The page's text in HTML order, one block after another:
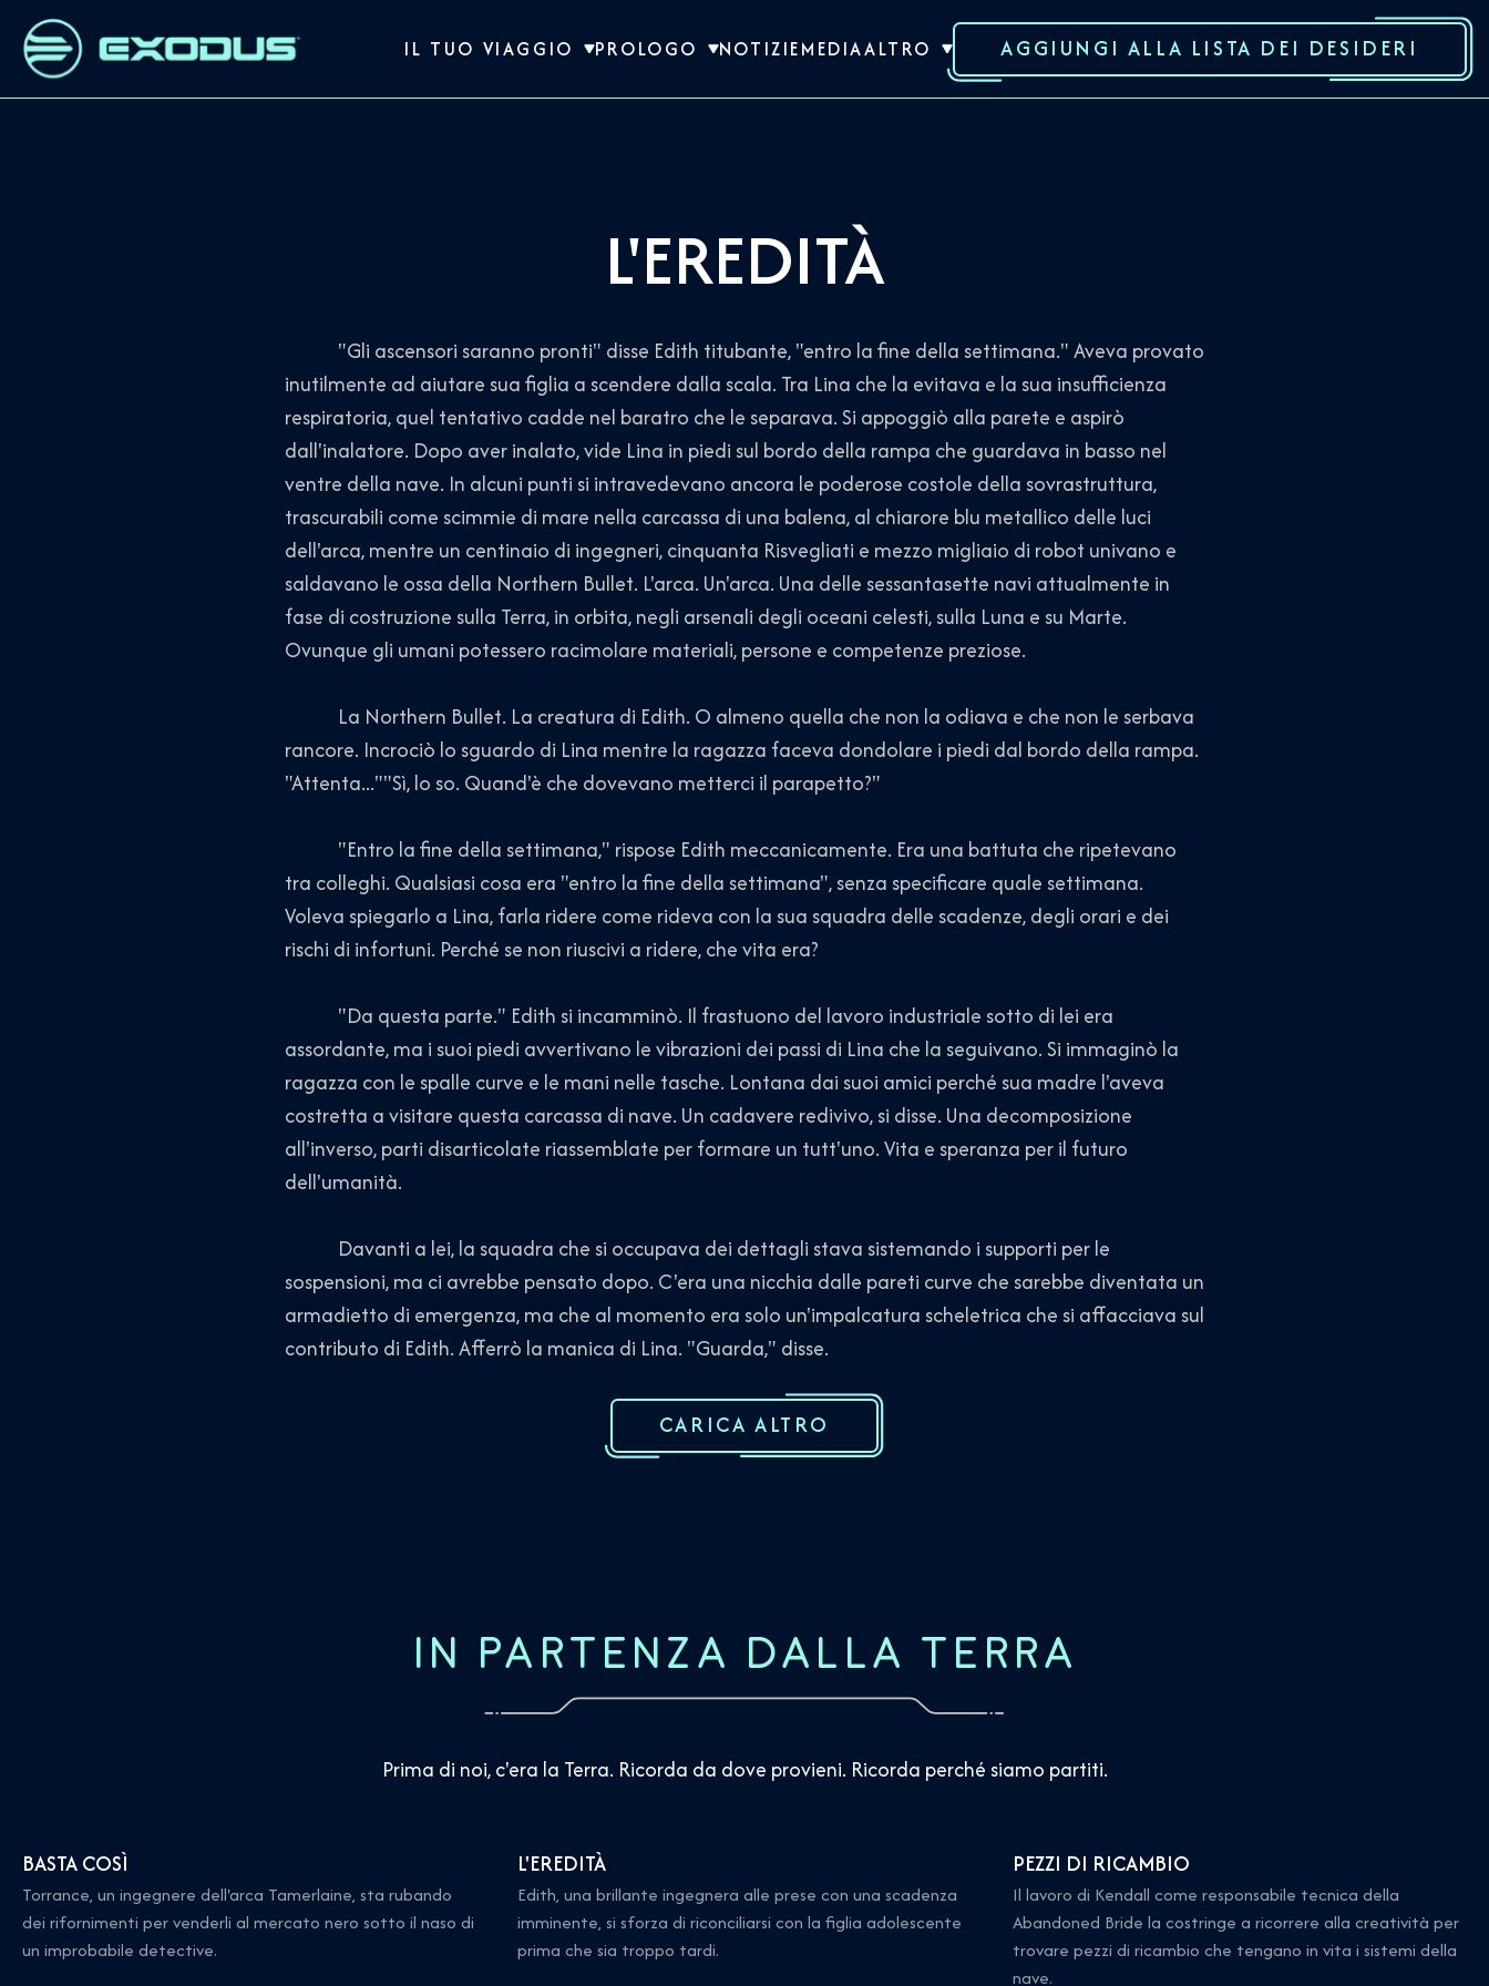
IL TUO VIAGGIO PROLOGO NOTIZIEMEDIAALTRO AGGIUNGI ALLA LISTA DEI DESIDERI
L'EREDITÀ
"Gli ascensori saranno pronti" disse Edith titubante, "entro la fine della settimana." Aveva provato
inutilmente ad aiutare sua figlia a scendere dalla scala. Tra Lina che la evitava e la sua insufficienza
respiratoria, quel tentativo cadde nel baratro che le separava. Si appoggiò alla parete e aspirò
dall'inalatore. Dopo aver inalato, vide Lina in piedi sul bordo della rampa che guardava in basso nel
ventre della nave. In alcuni punti si intravedevano ancora le poderose costole della sovrastruttura,
trascurabili come scimmie di mare nella carcassa di una balena, al chiarore blu metallico delle luci
dell'arca, mentre un centinaio di ingegneri, cinquanta Risvegliati e mezzo migliaio di robot univano e
saldavano le ossa della Northern Bullet. L'arca. Un'arca. Una delle sessantasette navi attualmente in
fase di costruzione sulla Terra, in orbita, negli arsenali degli oceani celesti, sulla Luna e su Marte.
Ovunque gli umani potessero racimolare materiali, persone e competenze preziose.
La Northern Bullet. La creatura di Edith. O almeno quella che non la odiava e che non le serbava
rancore. Incrociò lo sguardo di Lina mentre la ragazza faceva dondolare i piedi dal bordo della rampa.
"Attenta...""Sì, lo so. Quand'è che dovevano metterci il parapetto?"
"Entro la fine della settimana," rispose Edith meccanicamente. Era una battuta che ripetevano
tra colleghi. Qualsiasi cosa era "entro la fine della settimana", senza specificare quale settimana.
Voleva spiegarlo a Lina, farla ridere come rideva con la sua squadra delle scadenze, degli orari e dei
rischi di infortuni. Perché se non riuscivi a ridere, che vita era?
"Da questa parte." Edith si incamminò. Il frastuono del lavoro industriale sotto di lei era
assordante, ma i suoi piedi avvertivano le vibrazioni dei passi di Lina che la seguivano. Si immaginò la
ragazza con le spalle curve e le mani nelle tasche. Lontana dai suoi amici perché sua madre l'aveva
costretta a visitare questa carcassa di nave. Un cadavere redivivo, si disse. Una decomposizione
all'inverso, parti disarticolate riassemblate per formare un tutt'uno. Vita e speranza per il futuro
dell'umanità.
Davanti a lei, la squadra che si occupava dei dettagli stava sistemando i supporti per le
sospensioni, ma ci avrebbe pensato dopo. C'era una nicchia dalle pareti curve che sarebbe diventata un
armadietto di emergenza, ma che al momento era solo un'impalcatura scheletrica che si affacciava sul
contributo di Edith. Afferrò la manica di Lina. "Guarda," disse.
CARICA ALTRO
IN PARTENZA DALLA TERRA
Prima di noi, c'era la Terra. Ricorda da dove provieni. Ricorda perché siamo partiti.
BASTA COSÌ
Torrance, un ingegnere dell'arca Tamerlaine, sta rubando
dei rifornimenti per venderli al mercato nero sotto il naso di
un improbabile detective.
L'EREDITÀ
Edith, una brillante ingegnera alle prese con una scadenza
imminente, si sforza di riconciliarsi con la figlia adolescente
prima che sia troppo tardi.
PEZZI DI RICAMBIO
Il lavoro di Kendall come responsabile tecnica della
Abandoned Bride la costringe a ricorrere alla creatività per
trovare pezzi di ricambio che tengano in vita i sistemi della
nave.